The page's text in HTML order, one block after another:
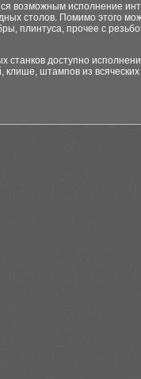
возможным исполнение
столов. Помимо этого
плинтуса, прочее с
станков доступно
штампов из